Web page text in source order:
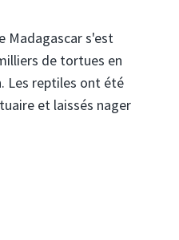
Madagascar s'est
de tortues en
Les reptiles ont été
et laissés nager